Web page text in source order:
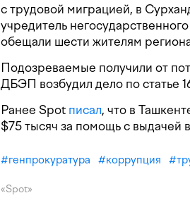
с трудовой миграцией, в
учредитель
обещали шести жителям
Подозреваемые получили от
ДБЭП возбудил дело по статье
Ранее Spot писал, что в
$75 тысяч за помощь с
#генпрокуратура #коррупция #
«Spot»